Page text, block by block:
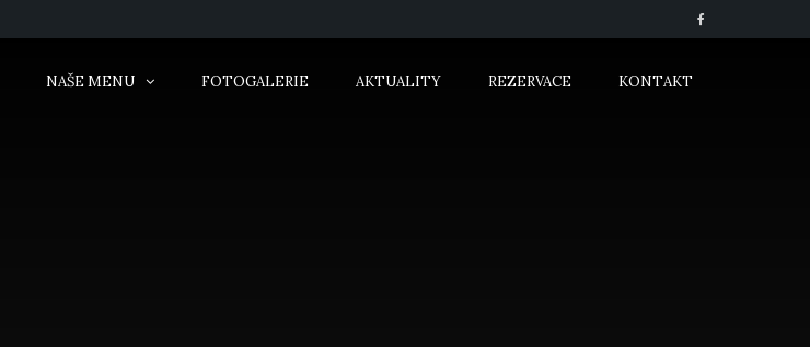
NAŠE MENU FOTOGALERIE AKTUALITY REZERVACE KONTAKT